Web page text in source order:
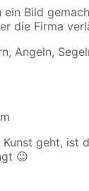
Bild
die Firma
Angeln,
Kunst geht, ist
😉